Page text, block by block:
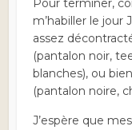
Pour terminer,
m’habiller le
assez
(pantalon noir,
blanches), ou
(pantalon noire,
J’espère que